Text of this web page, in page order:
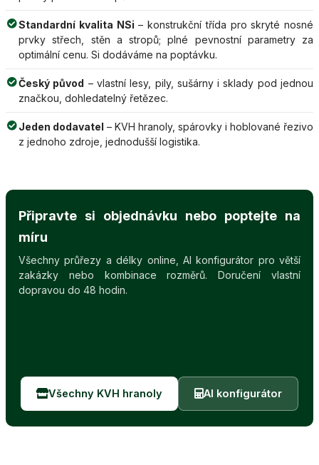
Standardní kvalita NSi – konstrukční třída pro skryté nosné
prvky střech, stěn a stropů; plné pevnostní parametry za
optimální cenu. Si dodáváme na poptávku.
Český původ – vlastní lesy, pily, sušárny i sklady pod jednou
značkou, dohledatelný řetězec.
Jeden dodavatel – KVH hranoly, spárovky i hoblované řezivo
z jednoho zdroje, jednodušší logistika.
Připravte si objednávku nebo poptejte na
míru
Všechny průřezy a délky online, AI konfigurátor pro větší
zakázky nebo kombinace rozměrů. Doručení vlastní
dopravou do 48 hodin.
Všechny KVH hranoly AI konfigurátor